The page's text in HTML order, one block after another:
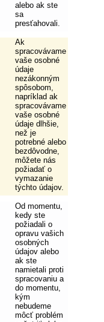
alebo ak ste
sa
presťahovali.
Ak
spracovávame
vaše osobné
údaje
nezákonným
spôsobom,
napríklad ak
spracovávame
vaše osobné
údaje dlhšie,
než je
potrebné alebo
bezdôvodne,
môžete nás
požiadať o
vymazanie
týchto údajov.
Od momentu,
kedy ste
požiadali o
opravu vašich
osobných
údajov alebo
ak ste
namietali proti
spracovaniu a
do momentu,
kým
nebudeme
môcť problém